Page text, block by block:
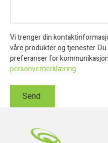
Vi trenger din
våre produkter og tjenester.
preferanser for
personvernerklæring.